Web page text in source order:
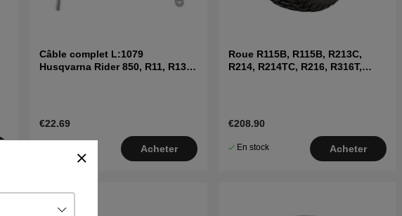
Câble complet L:1079
Husqvarna Rider 850, R11, R13
€22.69
Acheter
Roue R115B, R115B, R213C,
R214, R214TC, R216, R316T,
€208.90
En stock Acheter